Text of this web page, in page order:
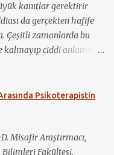
“Ben deli değilim”
olacak ki kabul
zaman zaman
muayenehanesinde,
konusunda
hiçbir zaman
kanıtlar gerektirir
da gerçekten hafife
Çeşitli zamanlarda bu
ciddi anlamda
Sözgelimi; savaşlar,
sözde insan
savaşları, yıkımları,
zor olmasa gerek.
Psikoterapistin
Misafir Araştırmacı,
Bilimleri Fakültesi,